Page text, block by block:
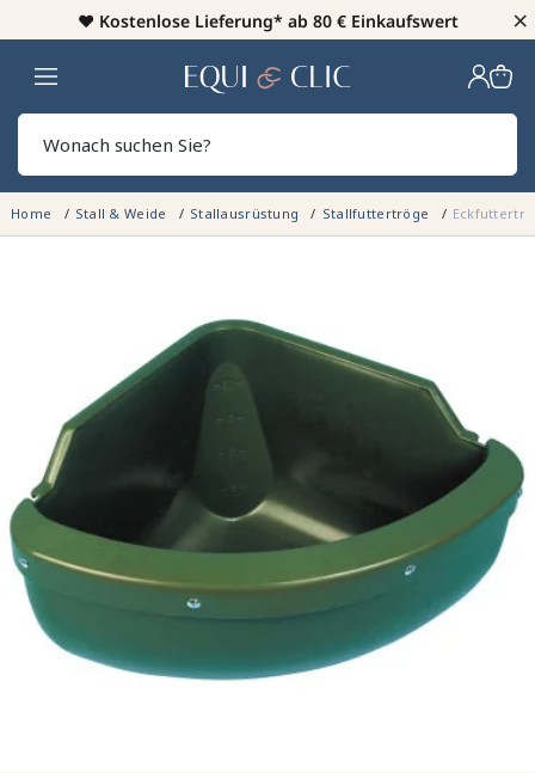
♥️ Kostenlose Lieferung* ab 80 € Einkaufswert ×
Heim
Home Stall & Weide Stallausrüstung Stallfuttertröge